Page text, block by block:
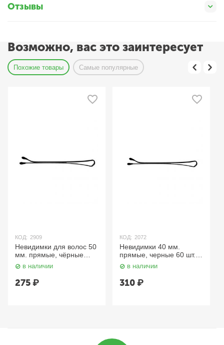
Отзывы
Возможно, вас это заинтересует
Похожие товары Самые популярные
КОД: 2909
Невидимки для волос 50
мм. прямые, чёрные
SLN50P-1/60 Dewal
в наличии
275₽
КОД: 2072
Невидимки 40 мм.
прямые, черные 60 шт.
SLN40P-1/60 Dewal
в наличии
310₽